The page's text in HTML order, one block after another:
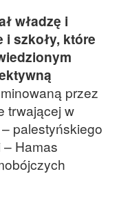
władzę i
i szkoły, które
przez
trwającej w
palestyńskiego
Hamas